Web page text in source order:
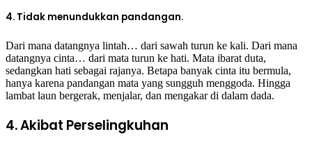
4. Tidak menundukkan pandangan.
Dari mana datangnya lintah… dari sawah turun ke kali. Dari mana
datangnya cinta… dari mata turun ke hati. Mata ibarat duta,
sedangkan hati sebagai rajanya. Betapa banyak cinta itu bermula,
hanya karena pandangan mata yang sungguh menggoda. Hingga
lambat laun bergerak, menjalar, dan mengakar di dalam dada.
4. Akibat Perselingkuhan